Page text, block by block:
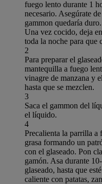
fuego lento durante 1
necesario. Asegúrate
gammon quedaría
Una vez cocido, deja
toda la noche para que
2
Para preparar el
mantequilla a fuego
vinagre de manzana y
hasta que se mezclen.
3
Saca el gammon del
el líquido.
4
Precalienta la parrilla a
grasa formando un
con el glaseado. Pon
gamón. Asa durante
glaseado, hasta que
caliente con patatas,